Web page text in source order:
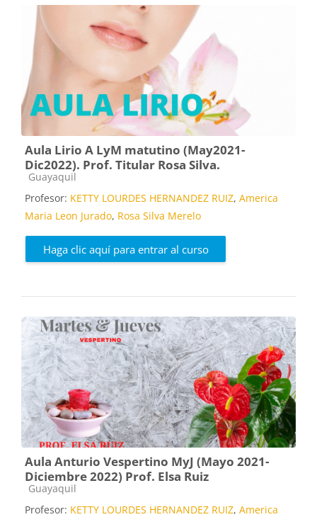
Aula Lirio A LyM matutino (May2021-
Dic2022). Prof. Titular Rosa Silva.
Categoría de cursos
Guayaquil
Profesor: KETTY LOURDES HERNANDEZ RUIZ, America
Maria Leon Jurado, Rosa Silva Merelo
Haga clic aquí para entrar al curso
Aula Anturio Vespertino MyJ (Mayo 2021-
Diciembre 2022) Prof. Elsa Ruiz
Categoría de cursos
Guayaquil
Profesor: KETTY LOURDES HERNANDEZ RUIZ, America